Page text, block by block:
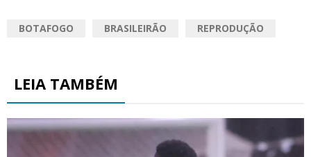
BOTAFOGO BRASILEIRÃO REPRODUÇÃO
LEIA TAMBÉM